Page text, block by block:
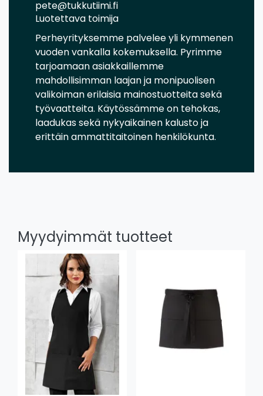
pete@tukkutiimi.fi
Luotettava toimija
Perheyrityksemme palvelee yli kymmenen
vuoden vankalla kokemuksella. Pyrimme
tarjoamaan asiakkaillemme
mahdollisimman laajan ja monipuolisen
valikoiman erilaisia mainostuotteita sekä
työvaatteita. Käytössämme on tehokas,
laadukas sekä nykyaikainen kalusto ja
erittäin ammattitaitoinen henkilökunta.
Myydyimmät tuotteet